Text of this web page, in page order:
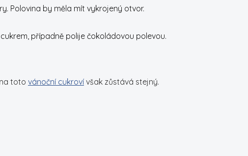
Polovina by měla mít vykrojený otvor.
případně polije čokoládovou polevou.
toto vánoční cukroví však zůstává stejný.